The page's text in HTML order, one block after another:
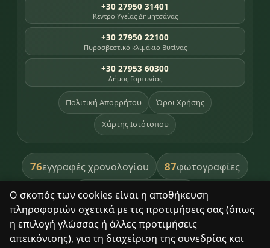
Ο σκοπός των cookies είναι η αποθήκευση
πληροφοριών σχετικά με τις προτιμήσεις σας (όπως
η επιλογή γλώσσας ή άλλες προτιμήσεις
απεικόνισης), για τη διαχείριση της συνεδρίας και
+30 27950 31401
Κέντρο Υγείας Δημητσάνας
+30 27950 22100
Πυροσβεστικό κλιμάκιο Βυτίνας
+30 27953 60300
Δήμος Γορτυνίας
Πολιτική Απορρήτου Όροι Χρήσης
Χάρτης Ιστότοπου
76εγγραφές χρονολογίου 87φωτογραφίες
391βιβλία βιβλιοθήκης
8σημεία κληρονομιάς